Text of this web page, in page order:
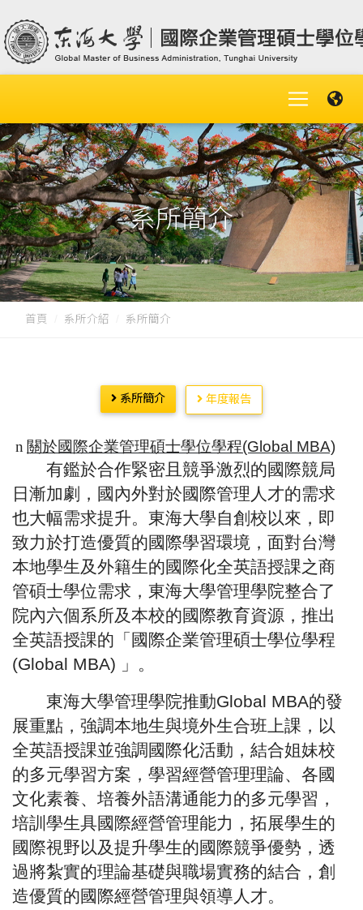
系所簡介
首頁 系所介紹 系所簡介
系所簡介 年度報告
n 關於國際企業管理碩士學位學程(Global MBA)
有鑑於合作緊密且競爭激烈的國際競局
日漸加劇，國內外對於國際管理人才的需求
也大幅需求提升。東海大學自創校以來，即
致力於打造優質的國際學習環境，面對台灣
本地學生及外籍生的國際化全英語授課之商
管碩士學位需求，東海大學管理學院整合了
院內六個系所及本校的國際教育資源，推出
全英語授課的「國際企業管理碩士學位學程
(Global MBA) 」。
東海大學管理學院推動Global MBA的發
展重點，強調本地生與境外生合班上課，以
全英語授課並強調國際化活動，結合姐妹校
的多元學習方案，學習經營管理理論、各國
文化素養、培養外語溝通能力的多元學習，
培訓學生具國際經營管理能力，拓展學生的
國際視野以及提升學生的國際競爭優勢，透
過將紮實的理論基礎與職場實務的結合，創
造優質的國際經營管理與領導人才。